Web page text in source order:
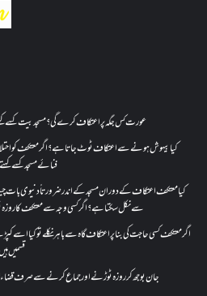
عورت کس جگہ پر اعتکاف کرے گی؟مسجد بیت کسے
کیا بیہوش ہونے سے اعتکاف ٹوٹ جاتا ہے؟ اگر معتکف کو
فنائے مسجد کسے
کیا معتکف اعتکاف کے دوران مسجد کے اندر ضرورتاً دنیوی بات
سے نکل سکتا ہے؟ اگر کسی وجہ سے معتکف کا
اگر معتکف کسی حاجت کی بنا پر اعتکاف گاہ سے باہر نکلے تو کیا
قسمیں
جان بوجھ کر روزہ ٹوڑنے اور جماع کرنے سے صرف